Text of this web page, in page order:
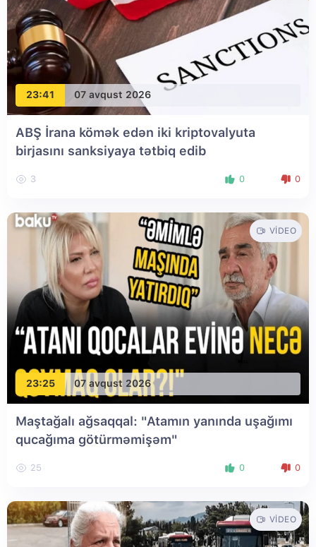
23:41 07 avqust 2026
ABŞ İrana kömək edən iki kriptovalyuta
birjasını sanksiyaya tətbiq edib
3 0 0
23:25 07 avqust 2026
VIDEO
Maştağalı ağsaqqal: "Atamın yanında uşağımı
qucağıma götürməmişəm"
25 0 0
VIDEO